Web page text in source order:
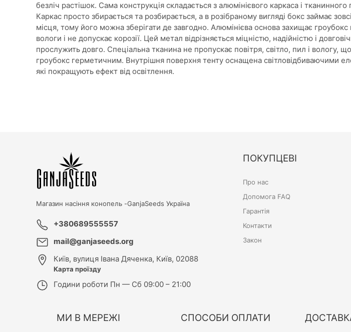
безліч растішок. Сама конструкція складається з алюмінієвого каркаса і тканинного
Каркас просто збирається та розбирається, а в розібраному вигляді бокс займає
місця, тому його можна зберігати де завгодно. Алюмінієва основа захищає гроубокс
вологи і не допускає корозії. Цей метал відрізняється міцністю, надійністю і
прослужить довго. Спеціальна тканина не пропускає повітря, світло, пил і вологу,
гроубокс герметичним. Внутрішня поверхня тенту оснащена світловідбиваючими
які покращують ефект від освітлення.
Магазин насіння конопель -GanjaSeeds Україна
+380689555557
mail@ganjaseeds.org
Київ, вулиця Івана Дяченка, Київ, 02088
Карта проїзду
Години роботи Пн — Сб 09:00 – 21:00
ПОКУПЦЕВІ
Про нас
Допомога FAQ
Гарантія
Контакти
Закон
МИ В МЕРЕЖІ СПОСОБИ ОПЛАТИ